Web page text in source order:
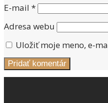
E-mail *
Adresa webu
Uložiť moje meno, e-